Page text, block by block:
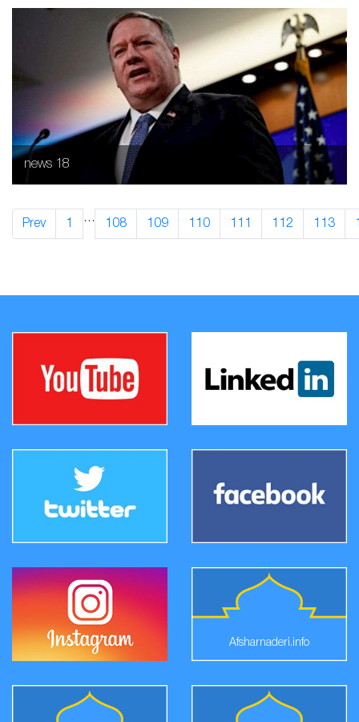
news 18
Prev 1 … 108 109 110 111 112 113
Afsharnaderi.info